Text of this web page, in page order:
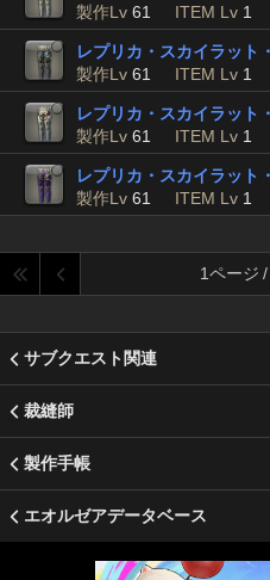
製作Lv 61 ITEM Lv 1
レプリカ・スカイラット
製作Lv 61 ITEM Lv 1
レプリカ・スカイラット
製作Lv 61 ITEM Lv 1
レプリカ・スカイラット
製作Lv 61 ITEM Lv 1
1ページ
サブクエスト関連
裁縫師
製作手帳
エオルゼアデータベース